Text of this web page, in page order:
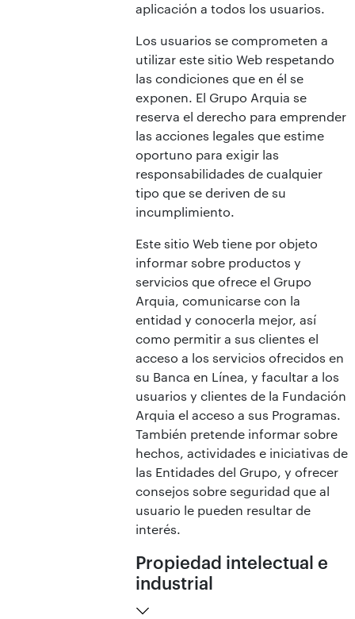
aplicación a todos los usuarios.
Los usuarios se comprometen a
utilizar este sitio Web respetando
las condiciones que en él se
exponen. El Grupo Arquia se
reserva el derecho para emprender
las acciones legales que estime
oportuno para exigir las
responsabilidades de cualquier
tipo que se deriven de su
incumplimiento.
Este sitio Web tiene por objeto
informar sobre productos y
servicios que ofrece el Grupo
Arquia, comunicarse con la
entidad y conocerla mejor, así
como permitir a sus clientes el
acceso a los servicios ofrecidos en
su Banca en Línea, y facultar a los
usuarios y clientes de la Fundación
Arquia el acceso a sus Programas.
También pretende informar sobre
hechos, actividades e iniciativas de
las Entidades del Grupo, y ofrecer
consejos sobre seguridad que al
usuario le pueden resultar de
interés.
Propiedad intelectual e
industrial